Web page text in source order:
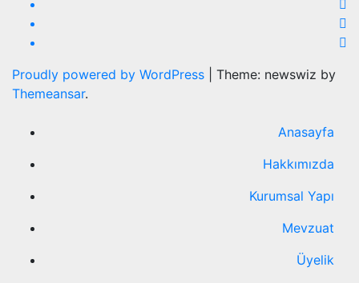
Proudly powered by WordPress
Theme: newswiz by
Themeansar.
Anasayfa
Hakkımızda
Kurumsal Yapı
Mevzuat
Üyelik